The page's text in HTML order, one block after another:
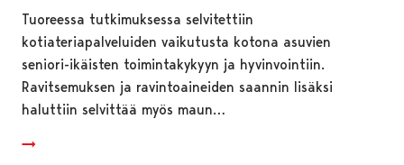
Tuoreessa tutkimuksessa selvitettiin
kotiateriapalveluiden vaikutusta kotona asuvien
seniori-ikäisten toimintakykyyn ja hyvinvointiin.
Ravitsemuksen ja ravintoaineiden saannin lisäksi
haluttiin selvittää myös maun…